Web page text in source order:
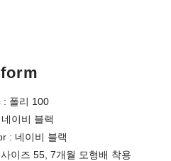
: 폴리 100
이비 블랙
: 네이비 블랙
이즈 55, 7개월 모형배 착용